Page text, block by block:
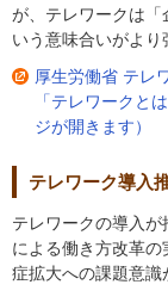
が、テレワークは「
いう意味合いがより
厚生労働省 テレ
「テレワークと
ジが開きます）
テレワーク導入
テレワークの導入
による働き方改革
症拡大への課題意識